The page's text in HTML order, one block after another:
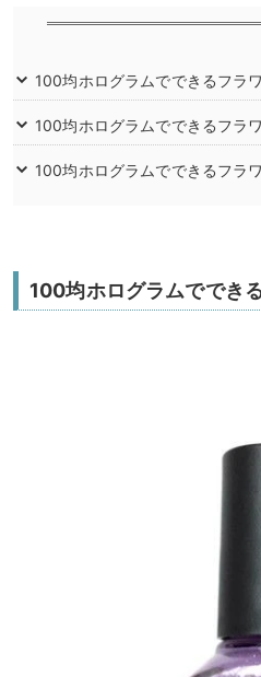
100均ホログラムでできるフラ
100均ホログラムでできるフラ
100均ホログラムでできるフラ
100均ホログラムででき